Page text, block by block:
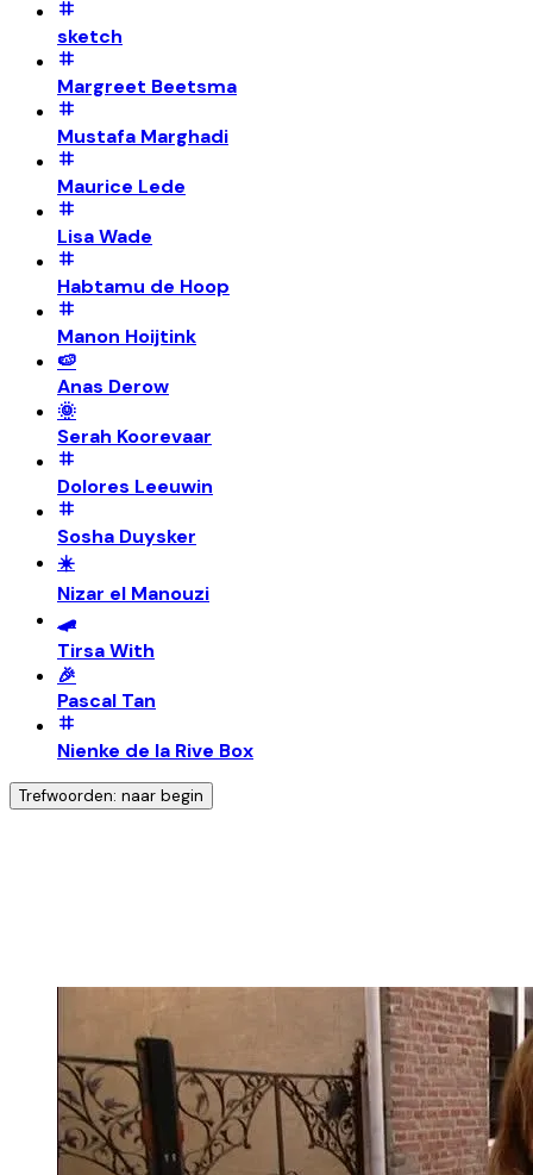
sketch
Margreet Beetsma
Mustafa Marghadi
Maurice Lede
Lisa Wade
Habtamu de Hoop
Manon Hoijtink
🍉
Anas Derow
🌞
Serah Koorevaar
Dolores Leeuwin
Sosha Duysker
☀️
Nizar el Manouzi
🛹
Tirsa With
🎉
Pascal Tan
Nienke de la Rive Box
Trefwoorden: naar begin